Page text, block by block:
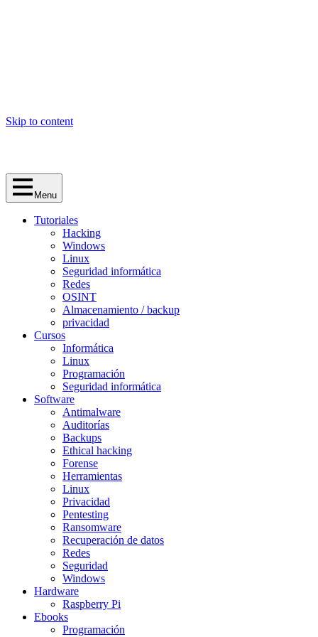
Skip to content
Menu
Tutoriales
Hacking
Windows
Linux
Seguridad informática
Redes
OSINT
Almacenamiento / backup
privacidad
Cursos
Informática
Linux
Programación
Seguridad informática
Software
Antimalware
Auditorías
Backups
Ethical hacking
Forense
Herramientas
Linux
Privacidad
Pentesting
Ransomware
Recuperación de datos
Redes
Seguridad
Windows
Hardware
Raspberry Pi
Ebooks
Programación